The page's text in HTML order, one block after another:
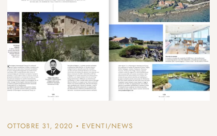
OTTOBRE 31, 2020 EVENTI/NEWS